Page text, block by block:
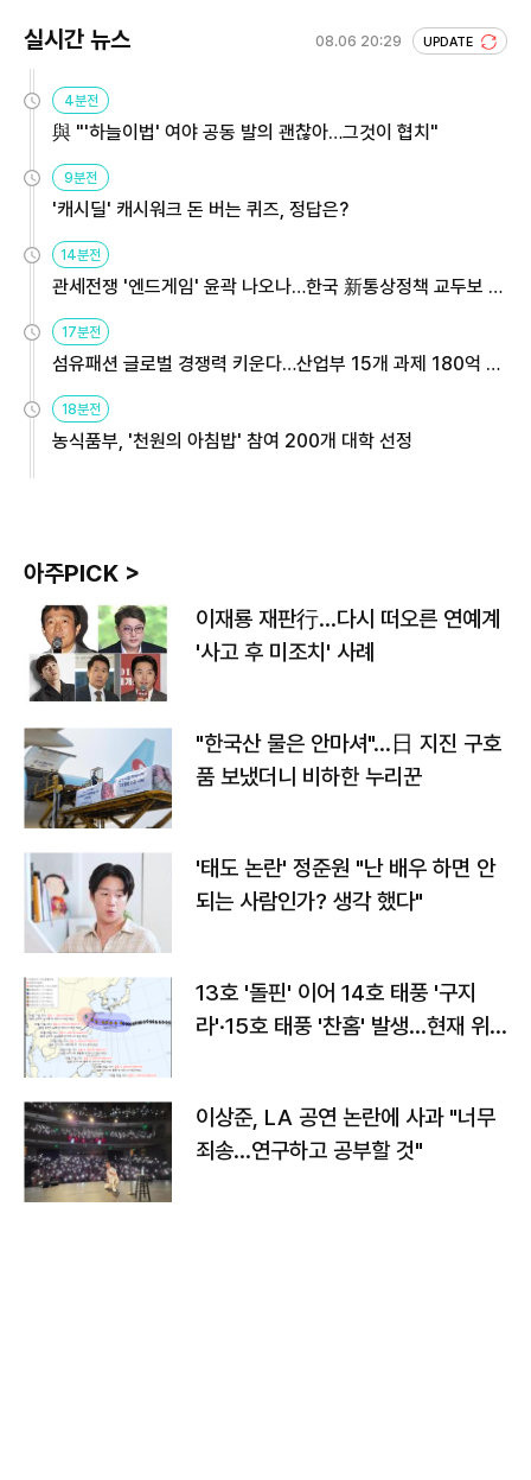
실시간 뉴스 08.06 20:29 UPDATE
4분전
與 "'하늘이법' 여야 공동 발의 괜찮아…그것이 협치"
9분전
'캐시딜' 캐시워크 돈 버는 퀴즈, 정답은?
14분전
관세전쟁 '엔드게임' 윤곽 나오나…한국 新통상정책 교두보 활
용해야
17분전
섬유패션 글로벌 경쟁력 키운다…산업부 15개 과제 180억 지
원
18분전
농식품부, '천원의 아침밥' 참여 200개 대학 선정
아주PICK >
이재룡 재판行…다시 떠오른 연예계
'사고 후 미조치' 사례
"한국산 물은 안마셔"…日 지진 구호
품 보냈더니 비하한 누리꾼
'태도 논란' 정준원 "난 배우 하면 안
되는 사람인가? 생각 했다"
13호 '돌핀' 이어 14호 태풍 '구지
라'·15호 태풍 '찬홈' 발생…현재 위
이상준, LA 공연 논란에 사과 "너무
죄송…연구하고 공부할 것"